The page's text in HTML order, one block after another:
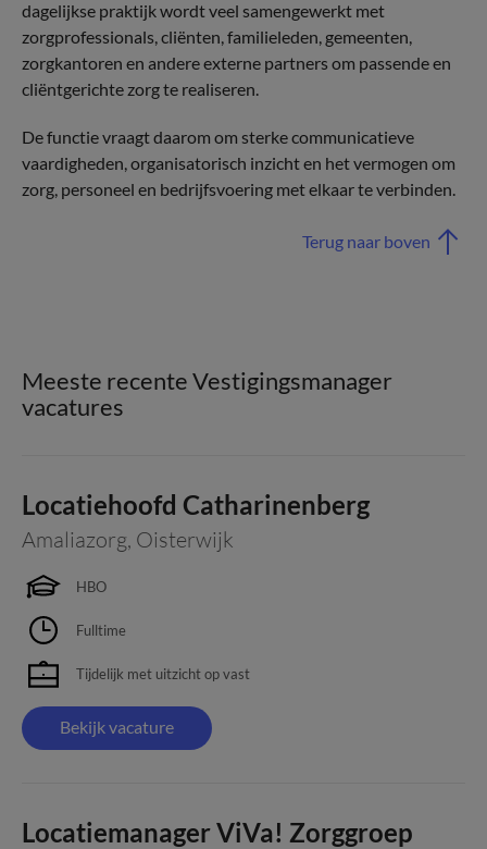
dagelijkse praktijk wordt veel samengewerkt met
zorgprofessionals, cliënten, familieleden, gemeenten,
zorgkantoren en andere externe partners om passende en
cliëntgerichte zorg te realiseren.
De functie vraagt daarom om sterke communicatieve
vaardigheden, organisatorisch inzicht en het vermogen om
zorg, personeel en bedrijfsvoering met elkaar te verbinden.
Terug naar boven
Meeste recente Vestigingsmanager
vacatures
Locatiehoofd Catharinenberg
Amaliazorg, Oisterwijk
HBO
Fulltime
Tijdelijk met uitzicht op vast
Bekijk vacature
Locatiemanager ViVa! Zorggroep